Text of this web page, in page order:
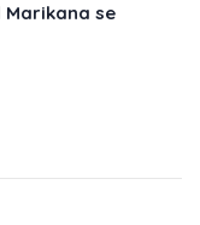
Marikana se